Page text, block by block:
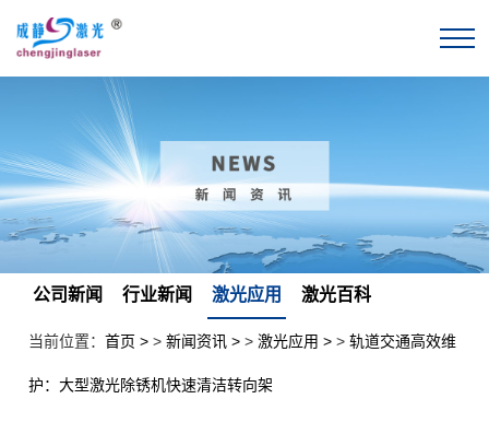
公司新闻 行业新闻 激光应用 激光百科
当前位置：首页 >新闻资讯 >激光应用 >轨道交通高效维
护：大型激光除锈机快速清洁转向架